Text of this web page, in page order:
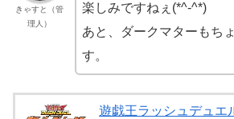
きゃすと（管
理人）
楽しみですねぇ(*^-^*)
あと、ダークマターもち
す。
遊戯王ラッシュデュエ